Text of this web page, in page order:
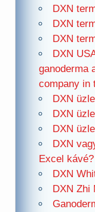
DXN
DXN
DXN
DXN
ganoderma
company in
DXN
DXN
DXN
DXN
Excel kávé?
DXN
DXN Zhi